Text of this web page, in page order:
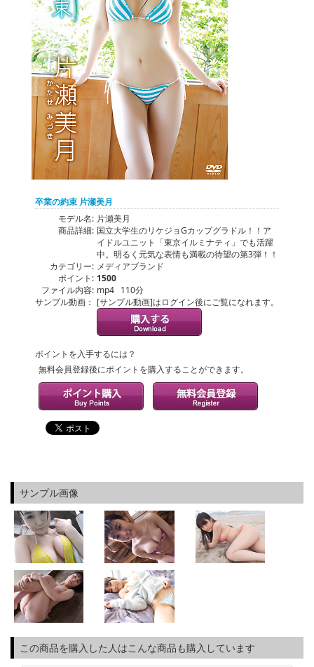
卒業の約束 片瀬美月
モデル名: 片瀬美月
商品詳細: 国立大学生のリケジョGカップグラドル！！ア
イドルユニット「東京イルミナティ」でも活躍
中。明るく元気な表情も満載の待望の第3弾！！
カテゴリー: メディアブランド
ポイント: 1500
ファイル内容: mp4 110分
サンプル動画： [サンプル動画]はログイン後にご覧になれます。
ポイントを入手するには？
無料会員登録後にポイントを購入することができます。
サンプル画像
この商品を購入した人はこんな商品も購入しています